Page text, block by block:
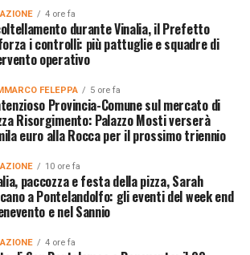
4 ore fa
durante Vinalia, il Prefetto
i controlli: più pattuglie e squadre di
operativo
FELEPPA 5 ore fa
Provincia-Comune sul mercato di
Risorgimento: Palazzo Mosti verserà
euro alla Rocca per il prossimo triennio
10 ore fa
paccozza e festa della pizza, Sarah
a Pontelandolfo: gli eventi del week end
e nel Sannio
4 ore fa